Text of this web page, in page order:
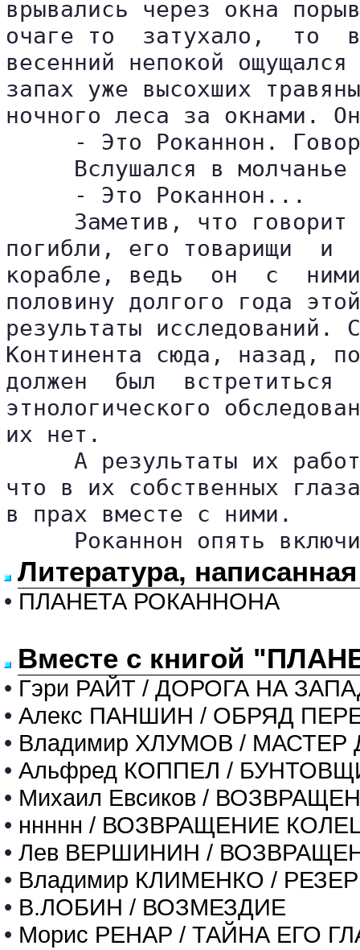
врывались через окна
очаге то  затухало,  то
весенний непокой
запах уже высохших
ночного леса за окнами.
- Это Роканнон.
Вслушался в
     - Это Роканнон...
Заметив, что
погибли, его товарищи  и
корабле, ведь  он  с
половину долгого года
результаты
Континента сюда, назад,
должен  был
этнологического
их нет.
А результаты их
что в их собственных
в прах вместе с ними.
Роканнон опять
Литература,
• ПЛАНЕТА РОКАННОНА
Вместе с книгой
• Гэри РАЙТ / ДОРОГА НА
• Алекс ПАНШИН / ОБРЯД
• Владимир ХЛУМОВ /
• Альфред КОППЕЛ /
• Михаил Евсиков /
• ннннн / ВОЗВРАЩЕНИЕ
• Лев ВЕРШИНИН /
• Владимир КЛИМЕНКО /
• В.ЛОБИН / ВОЗМЕЗДИЕ
• Морис РЕНАР / ТАЙНА ЕГО